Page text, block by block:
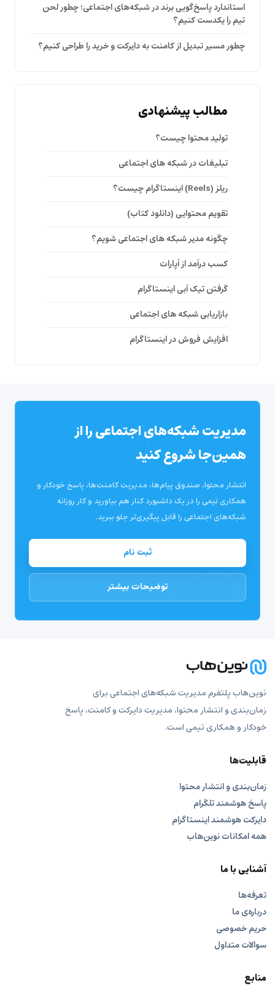
استاندارد پاسخ‌گویی برند در شبکه‌های اجتماعی؛ چطور لحن
تیم را یکدست کنیم؟
چطور مسیر تبدیل از کامنت به دایرکت و خرید را طراحی کنیم؟
مطالب پیشنهادی
تولید محتوا چیست؟
تبلیغات در شبکه های اجتماعی
ریلز (Reels) اینستاگرام چیست؟
تقویم محتوایی (دانلود کتاب)
چگونه مدیر شبکه های اجتماعی شویم؟
کسب درآمد از آپارات
گرفتن تیک آبی اینستاگرام
بازاریابی شبکه های اجتماعی
افزایش فروش در اینستاگرام
مدیریت شبکه‌های اجتماعی را از
همین‌جا شروع کنید
انتشار محتوا، صندوق پیام‌ها، مدیریت کامنت‌ها، پاسخ خودکار و
همکاری تیمی را در یک داشبورد کنار هم بیاورید و کار روزانه
شبکه‌های اجتماعی را قابل پیگیری‌تر جلو ببرید.
ثبت نام
توضیحات بیشتر
نوین‌هاب پلتفرم مدیریت شبکه‌های اجتماعی برای
زمان‌بندی و انتشار محتوا، مدیریت دایرکت و کامنت، پاسخ
خودکار و همکاری تیمی است.
قابلیت‌ها
زمان‌بندی و انتشار محتوا
پاسخ هوشمند تلگرام
دایرکت هوشمند اینستاگرام
همه امکانات نوین‌هاب
آشنایی با ما
تعرفه‌ها
درباره‌ی ما
حریم خصوصی
سوالات متداول
منابع